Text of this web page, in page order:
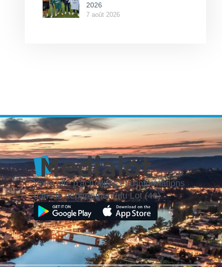
2026
7 août 2026
Votre site d'actualités et d'informations
dans le département du Lot (46).